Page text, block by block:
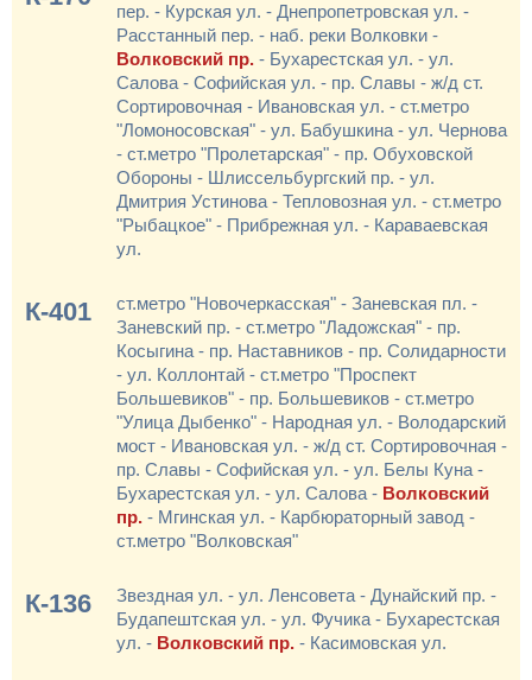
пер. - Курская ул. - Днепропетровская ул. -
Расстанный пер. - наб. реки Волковки -
Волковский пр. - Бухарестская ул. - ул.
Салова - Софийская ул. - пр. Славы - ж/д ст.
Сортировочная - Ивановская ул. - ст.метро
"Ломоносовская" - ул. Бабушкина - ул. Чернова
- ст.метро "Пролетарская" - пр. Обуховской
Обороны - Шлиссельбургский пр. - ул.
Дмитрия Устинова - Тепловозная ул. - ст.метро
"Рыбацкое" - Прибрежная ул. - Караваевская
ул.
К-401
ст.метро "Новочеркасская" - Заневская пл. -
Заневский пр. - ст.метро "Ладожская" - пр.
Косыгина - пр. Наставников - пр. Солидарности
- ул. Коллонтай - ст.метро "Проспект
Большевиков" - пр. Большевиков - ст.метро
"Улица Дыбенко" - Народная ул. - Володарский
мост - Ивановская ул. - ж/д ст. Сортировочная -
пр. Славы - Софийская ул. - ул. Белы Куна -
Бухарестская ул. - ул. Салова - Волковский
пр. - Мгинская ул. - Карбюраторный завод -
ст.метро "Волковская"
К-136
Звездная ул. - ул. Ленсовета - Дунайский пр. -
Будапештская ул. - ул. Фучика - Бухарестская
ул. - Волковский пр. - Касимовская ул.